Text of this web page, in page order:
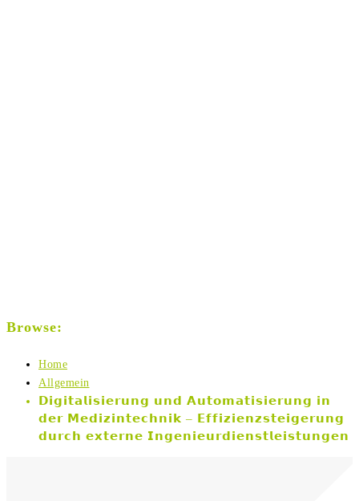
Browse:
Home
Allgemein
𝗗𝗶𝗴𝗶𝘁𝗮𝗹𝗶𝘀𝗶𝗲𝗿𝘂𝗻𝗴 𝘂𝗻𝗱 𝗔𝘂𝘁𝗼𝗺𝗮𝘁𝗶𝘀𝗶𝗲𝗿𝘂𝗻𝗴 𝗶𝗻
𝗱𝗲𝗿 𝗠𝗲𝗱𝗶𝘇𝗶𝗻𝘁𝗲𝗰𝗵𝗻𝗶𝗸 – 𝗘𝗳𝗳𝗶𝘇𝗶𝗲𝗻𝘇𝘀𝘁𝗲𝗶𝗴𝗲𝗿𝘂𝗻𝗴
𝗱𝘂𝗿𝗰𝗵 𝗲𝘅𝘁𝗲𝗿𝗻𝗲 𝗜𝗻𝗴𝗲𝗻𝗶𝗲𝘂𝗿𝗱𝗶𝗲𝗻𝘀𝘁𝗹𝗲𝗶𝘀𝘁𝘂𝗻𝗴𝗲𝗻